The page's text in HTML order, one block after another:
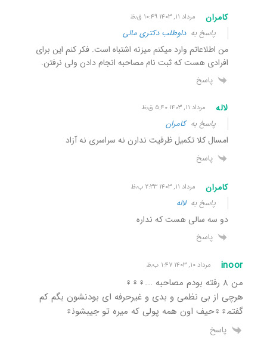
کامران مرداد ۱۱, ۱۴۰۳ ۱۰:۴۹ ق٫ظ
پاسخ بهداوطلب دکتری مالی
من اطلاعاتم وارد میکنم میزنه اشتباه است. فکر کنم این برای
افرادی هست که ثبت نام مصاحبه انجام دادن ولی نرفتن.
پاسخ
لاله مرداد ۱۱, ۱۴۰۳ ۵:۴۰ ق٫ظ
پاسخ بهکامران
امسال کلا تکمیل ظرفیت ندارن نه سراسری نه آزاد
پاسخ
کامران مرداد ۱۱, ۱۴۰۳ ۲:۳۳ ب٫ظ
پاسخ بهلاله
دو سه سالی هست که نداره
پاسخ
inoor مرداد ۱۰, ۱۴۰۳ ۱:۴۷ ب٫ظ
من ۸ رفته بودم مصاحبه ….‍♀️‍♀️‍♀️
هرچی از بی نظمی و بدی و غیرحرفه ای بودنشون بگم کم
گفتم‍♀️‍♀️حیف اون همه پولی که میره تو جیبشون‍♀️
پاسخ